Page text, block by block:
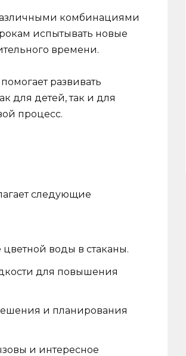
комбинациями
испытывать новые
времени.
развивать
для детей, так и для
процесс.
следующие
воды в стаканы.
для повышения
и планирования
и интересное